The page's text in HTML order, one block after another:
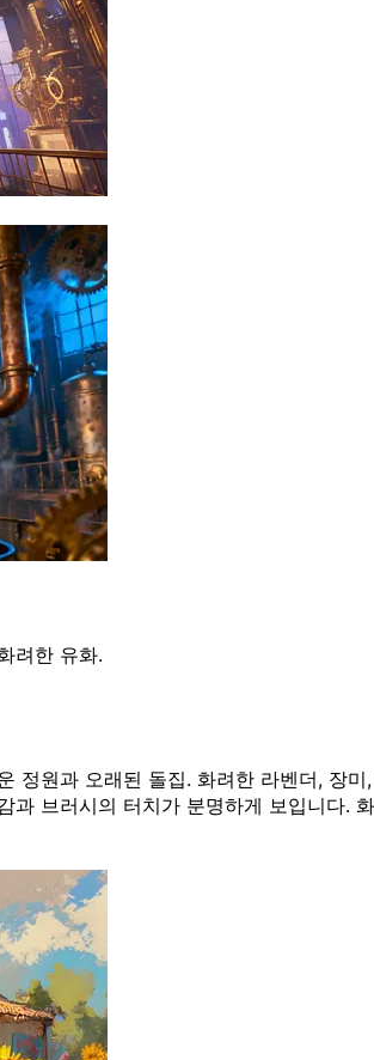
려한 유화.
정원과 오래된 돌집. 화려한 라벤더, 장
브러시의 터치가 분명하게 보입니다.